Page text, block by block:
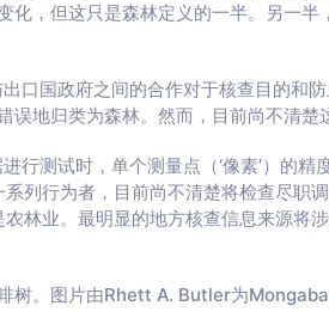
化，但这只是森林定义的一半。另一半
口国政府之间的合作对于核查目的和
地归类为森林。然而，目前尚不清楚
行测试时，单个测量点（‘像素’）的
列行为者，目前尚不清楚将检查尽职
林业。最明显的地方核查信息来源
树。图片由Rhett A. Butler为